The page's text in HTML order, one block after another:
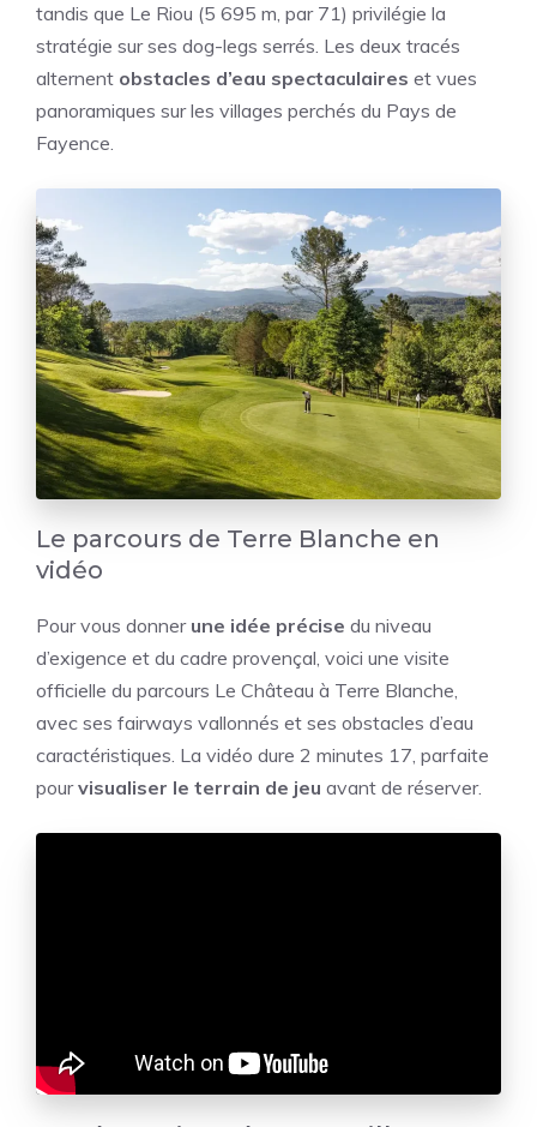
tandis que Le Riou (5 695 m, par 71) privilégie la
stratégie sur ses dog-legs serrés. Les deux tracés
alternent obstacles d’eau spectaculaires et vues
panoramiques sur les villages perchés du Pays de
Fayence.
Le parcours de Terre Blanche en
vidéo
Pour vous donner une idée précise du niveau
d’exigence et du cadre provençal, voici une visite
officielle du parcours Le Château à Terre Blanche,
avec ses fairways vallonnés et ses obstacles d’eau
caractéristiques. La vidéo dure 2 minutes 17, parfaite
pourvisualiser le terrain de jeu avant de réserver.